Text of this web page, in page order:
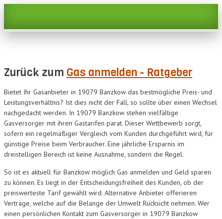
Zurück zum Gas anmelden - Ratgeber
Bietet Ihr Gasanbieter in 19079 Banzkow das bestmögliche Preis- und
Leistungsverhältnis? Ist dies nicht der Fall, so sollte über einen Wechsel
nachgedacht werden. In 19079 Banzkow stehen vielfältige
Gasversorger mit ihren Gastarifen parat. Dieser Wettbewerb sorgt,
sofern ein regelmäßiger Vergleich vom Kunden durchgeführt wird, für
günstige Preise beim Verbraucher. Eine jährliche Ersparnis im
dreistelligen Bereich ist keine Ausnahme, sondern die Regel.
So ist es aktuell für Banzkow möglich Gas anmelden und Geld sparen
zu können. Es liegt in der Entscheidungsfreiheit des Kunden, ob der
preiswerteste Tarif gewählt wird. Alternative Anbieter offerieren
Verträge, welche auf die Belange der Umwelt Rücksicht nehmen. Wer
einen persönlichen Kontakt zum Gasversorger in 19079 Banzkow